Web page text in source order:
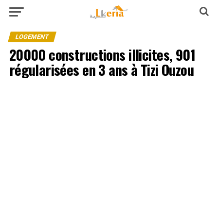
LOGEMENT
20000 constructions illicites, 901
régularisées en 3 ans à Tizi Ouzou